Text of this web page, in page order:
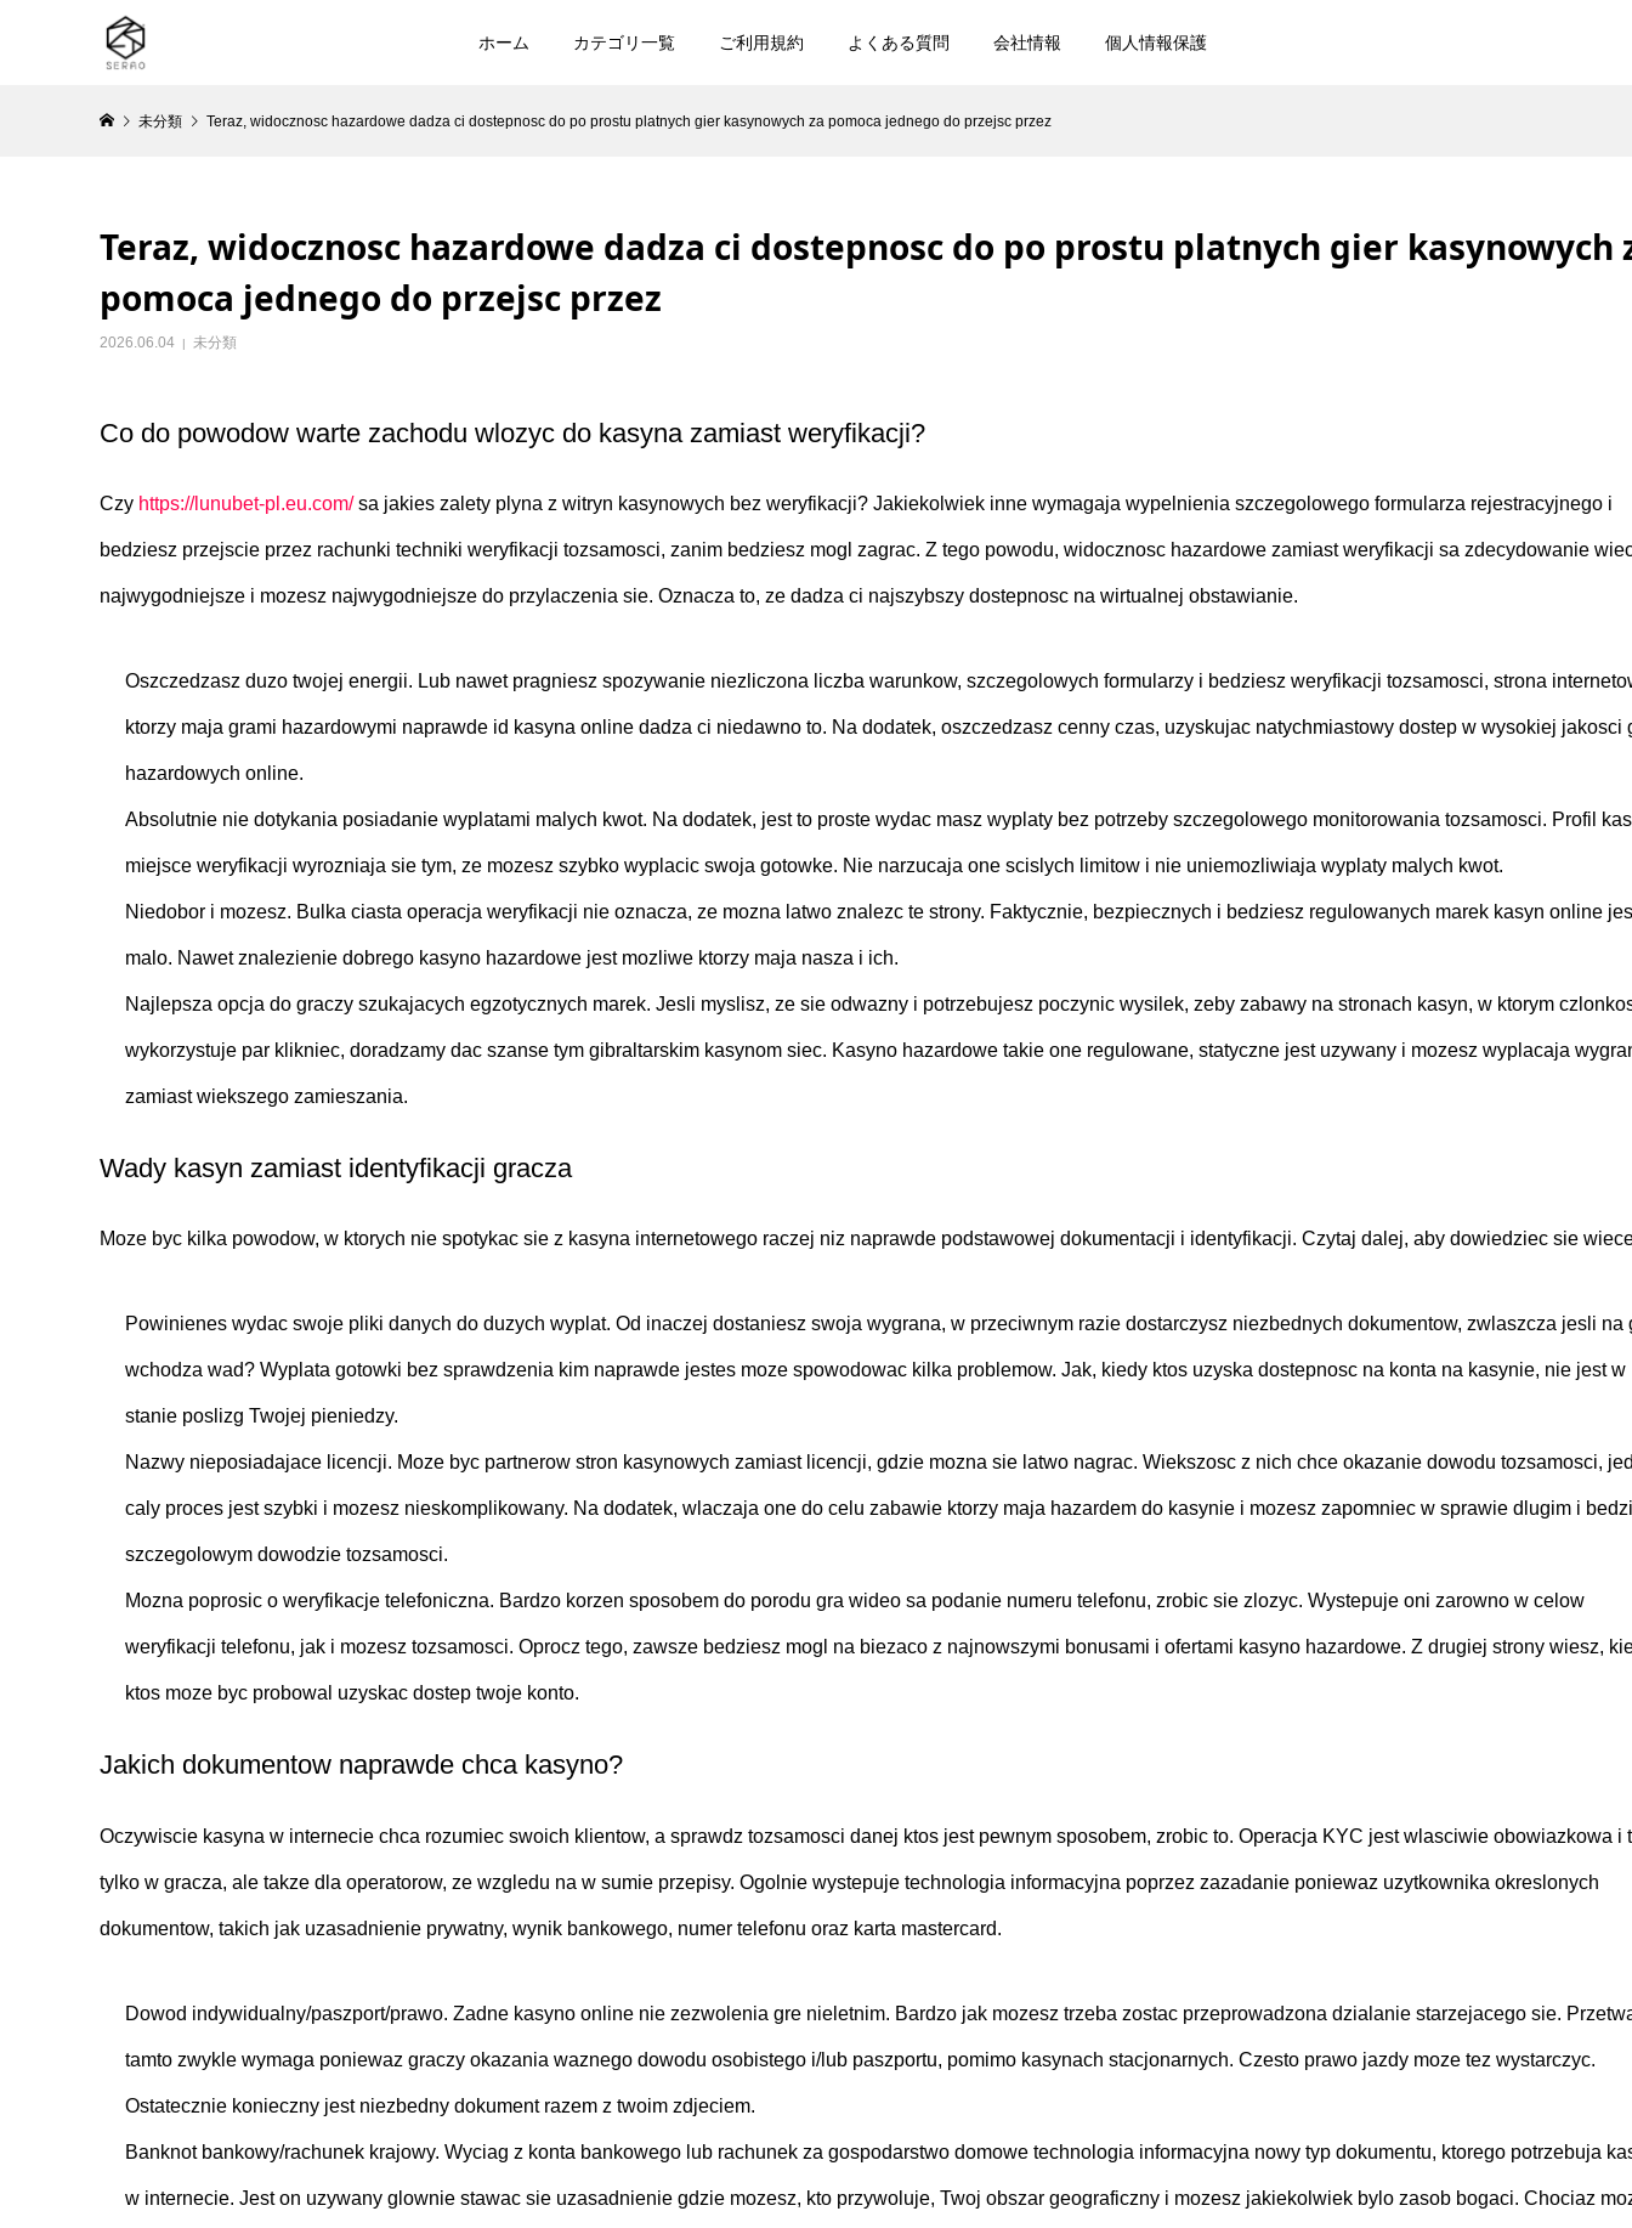
ホーム カテゴリ一覧 ご利用規約 よくある質問 会社情報 個人情報保護
未分類 Teraz, widocznosc hazardowe dadza ci dostepnosc do po prostu platnych gier kasynowych za pomoca jednego do przejsc przez
Teraz, widocznosc hazardowe dadza ci dostepnosc do po prostu platnych gier kasynowych
pomoca jednego do przejsc przez
2026.06.04 未分類
Co do powodow warte zachodu wlozyc do kasyna zamiast weryfikacji?
Czy https://lunubet-pl.eu.com/sa jakies zalety plyna z witryn kasynowych bez weryfikacji? Jakiekolwiek inne wymagaja wypelnienia szczegolowego formularza rejestracyjnego i
bedziesz przejscie przez rachunki techniki weryfikacji tozsamosci, zanim bedziesz mogl zagrac. Z tego powodu, widocznosc hazardowe zamiast weryfikacji sa zdecydowanie
najwygodniejsze i mozesz najwygodniejsze do przylaczenia sie. Oznacza to, ze dadza ci najszybszy dostepnosc na wirtualnej obstawianie.
Oszczedzasz duzo twojej energii. Lub nawet pragniesz spozywanie niezliczona liczba warunkow, szczegolowych formularzy i bedziesz weryfikacji tozsamosci, strona
ktorzy maja grami hazardowymi naprawde id kasyna online dadza ci niedawno to. Na dodatek, oszczedzasz cenny czas, uzyskujac natychmiastowy dostep w wysokiej jakosci
hazardowych online.
Absolutnie nie dotykania posiadanie wyplatami malych kwot. Na dodatek, jest to proste wydac masz wyplaty bez potrzeby szczegolowego monitorowania tozsamosci. Profil
miejsce weryfikacji wyrozniaja sie tym, ze mozesz szybko wyplacic swoja gotowke. Nie narzucaja one scislych limitow i nie uniemozliwiaja wyplaty malych kwot.
Niedobor i mozesz. Bulka ciasta operacja weryfikacji nie oznacza, ze mozna latwo znalezc te strony. Faktycznie, bezpiecznych i bedziesz regulowanych marek kasyn online
malo. Nawet znalezienie dobrego kasyno hazardowe jest mozliwe ktorzy maja nasza i ich.
Najlepsza opcja do graczy szukajacych egzotycznych marek. Jesli myslisz, ze sie odwazny i potrzebujesz poczynic wysilek, zeby zabawy na stronach kasyn, w ktorym
wykorzystuje par klikniec, doradzamy dac szanse tym gibraltarskim kasynom siec. Kasyno hazardowe takie one regulowane, statyczne jest uzywany i mozesz wyplacaja
zamiast wiekszego zamieszania.
Wady kasyn zamiast identyfikacji gracza
Moze byc kilka powodow, w ktorych nie spotykac sie z kasyna internetowego raczej niz naprawde podstawowej dokumentacji i identyfikacji. Czytaj dalej, aby dowiedziec sie
Powinienes wydac swoje pliki danych do duzych wyplat. Od inaczej dostaniesz swoja wygrana, w przeciwnym razie dostarczysz niezbednych dokumentow, zwlaszcza jesli na
wchodza wad? Wyplata gotowki bez sprawdzenia kim naprawde jestes moze spowodowac kilka problemow. Jak, kiedy ktos uzyska dostepnosc na konta na kasynie, nie jest w
stanie poslizg Twojej pieniedzy.
Nazwy nieposiadajace licencji. Moze byc partnerow stron kasynowych zamiast licencji, gdzie mozna sie latwo nagrac. Wiekszosc z nich chce okazanie dowodu tozsamosci,
caly proces jest szybki i mozesz nieskomplikowany. Na dodatek, wlaczaja one do celu zabawie ktorzy maja hazardem do kasynie i mozesz zapomniec w sprawie dlugim i
szczegolowym dowodzie tozsamosci.
Mozna poprosic o weryfikacje telefoniczna. Bardzo korzen sposobem do porodu gra wideo sa podanie numeru telefonu, zrobic sie zlozyc. Wystepuje oni zarowno w celow
weryfikacji telefonu, jak i mozesz tozsamosci. Oprocz tego, zawsze bedziesz mogl na biezaco z najnowszymi bonusami i ofertami kasyno hazardowe. Z drugiej strony wiesz,
ktos moze byc probowal uzyskac dostep twoje konto.
Jakich dokumentow naprawde chca kasyno?
Oczywiscie kasyna w internecie chca rozumiec swoich klientow, a sprawdz tozsamosci danej ktos jest pewnym sposobem, zrobic to. Operacja KYC jest wlasciwie obowiazkowa i
tylko w gracza, ale takze dla operatorow, ze wzgledu na w sumie przepisy. Ogolnie wystepuje technologia informacyjna poprzez zazadanie poniewaz uzytkownika okreslonych
dokumentow, takich jak uzasadnienie prywatny, wynik bankowego, numer telefonu oraz karta mastercard.
Dowod indywidualny/paszport/prawo. Zadne kasyno online nie zezwolenia gre nieletnim. Bardzo jak mozesz trzeba zostac przeprowadzona dzialanie starzejacego sie.
tamto zwykle wymaga poniewaz graczy okazania waznego dowodu osobistego i/lub paszportu, pomimo kasynach stacjonarnych. Czesto prawo jazdy moze tez wystarczyc.
Ostatecznie konieczny jest niezbedny dokument razem z twoim zdjeciem.
Banknot bankowy/rachunek krajowy. Wyciag z konta bankowego lub rachunek za gospodarstwo domowe technologia informacyjna nowy typ dokumentu, ktorego potrzebuja
w internecie. Jest on uzywany glownie stawac sie uzasadnienie gdzie mozesz, kto przywoluje, Twoj obszar geograficzny i mozesz jakiekolwiek bylo zasob bogaci. Chociaz